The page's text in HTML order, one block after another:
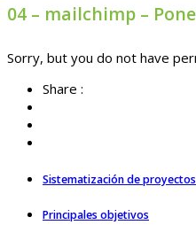
04 – mailchimp –
Sorry, but you do not have
Share :
Sistematización de
Principales objetivos